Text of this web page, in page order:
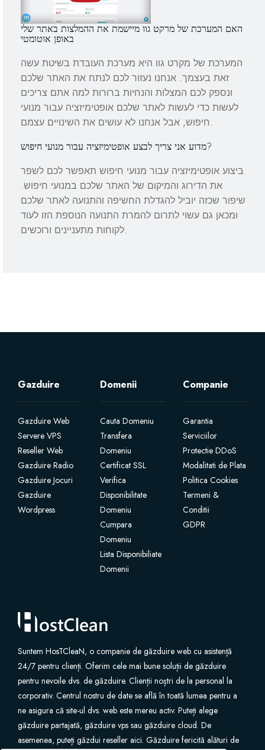
האם המערכת של מרקט גוו מיישמת את ההמלצות באתר שלי
באופן אוטומטי
המערכת של מקרט גוו היא מערכת העובדת בשיטת עשה
זאת בעצמך. אנחנו נעזור לכם לנתח את האתר שלכם
ונספק לכם המצלות והנחיות ברורות למה אתם צריכים
לעשות כדי לעשות לאתר שלכם אופטימיזציה עבור מנועי
חיפוש, אבל אנחנו לא עושים את השינויים עצמם.
מדוע אני צריך לבצע אופטימיזציה עבור מנועי חיפוש?
ביצוע אופטימיזציה עבור מנועי חיפוש תאפשר לכם לשפר
את הדירוג והמיקום של האתר שלכם במנועי חיפוש.
שיפור שכזה יוביל להגדלת החשיפה והתנועה לאתר שלכם
ומכאן גם עשוי לתרום להמרת התנועה הנוספת הזו לעוד
לקוחות מתעניינים ורוכשים.
Gazduire
Gazduire Web
Servere VPS
Reseller Web
Gazduire Radio
Gazduire Jocuri
Gazduire
Wordpress
Domenii
Cauta Domeniu
Transfera
Domeniu
Certificat SSL
Verifica
Disponibilitate
Domeniu
Cumpara
Domeniu
Lista Disponibiliate
Domenii
Companie
Garantia
Serviciilor
Protectie DDoS
Modalitati de Plata
Politica Cookies
Termeni &
Conditii
GDPR
Suntem HosTCleaN, o companie de găzduire web cu asistență
24/7 pentru clienți. Oferim cele mai bune soluții de găzduire
pentru nevoile dvs. de găzduire. Clienții noștri de la personal la
corporativ. Centrul nostru de date se află în toată lumea pentru a
ne asigura că site-ul dvs. web este mereu activ. Puteți alege
găzduire partajată, găzduire vps sau găzduire cloud. De
asemenea, puteți găzdui reseller aici. Găzduire fericită alături de